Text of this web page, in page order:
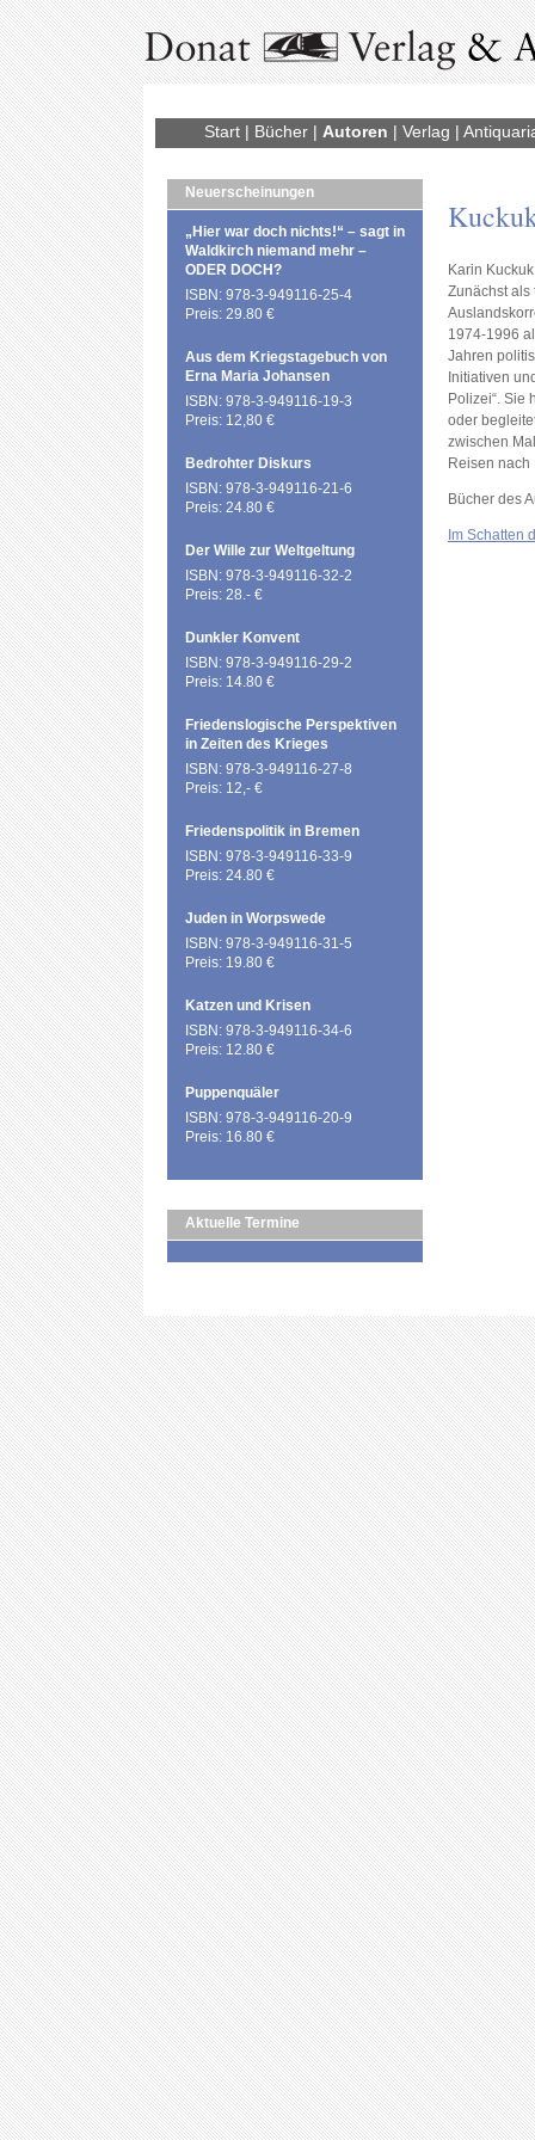
Start| Bücher| Autoren | Verlag |
Neuerscheinungen
„Hier war doch nichts!“ – sagt in
Waldkirch niemand mehr –
ODER DOCH?
ISBN: 978-3-949116-25-4
Preis: 29.80 €
Aus dem Kriegstagebuch von
Erna Maria Johansen
ISBN: 978-3-949116-19-3
Preis: 12,80 €
Bedrohter Diskurs
ISBN: 978-3-949116-21-6
Preis: 24.80 €
Der Wille zur Weltgeltung
ISBN: 978-3-949116-32-2
Preis: 28.- €
Dunkler Konvent
ISBN: 978-3-949116-29-2
Preis: 14.80 €
Friedenslogische Perspektiven
in Zeiten des Krieges
ISBN: 978-3-949116-27-8
Preis: 12,- €
Friedenspolitik in Bremen
ISBN: 978-3-949116-33-9
Preis: 24.80 €
Juden in Worpswede
ISBN: 978-3-949116-31-5
Preis: 19.80 €
Katzen und Krisen
ISBN: 978-3-949116-34-6
Preis: 12.80 €
Puppenquäler
ISBN: 978-3-949116-20-9
Preis: 16.80 €
Aktuelle Termine
Karin
Zunächst als
1974-1996
Jahren
Initiativen
Polizei“. Sie
oder
zwischen
Reisen
Bücher des
Im Schatten